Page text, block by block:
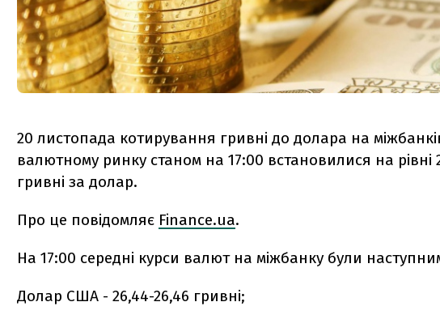
20 листопада котирування гривні до долара на
валютному ринку станом на 17:00 встановилися на рівні
гривні за долар.
Про це повідомляє Finance.ua.
На 17:00 середні курси валют на міжбанку були
Долар США - 26,44-26,46 гривні;